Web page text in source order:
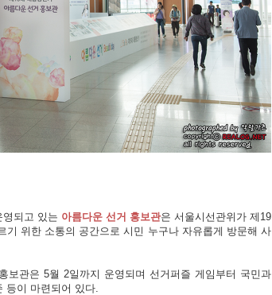
되고 있는 아름다운 선거 홍보관은 서울시선관위가 제19
기 위한 소통의 공간으로 시민 누구나 자유롭게 방문해 사
보관은 5월 2일까지 운영되며 선거퍼즐 게임부터 국민과
등이 마련되어 있다.